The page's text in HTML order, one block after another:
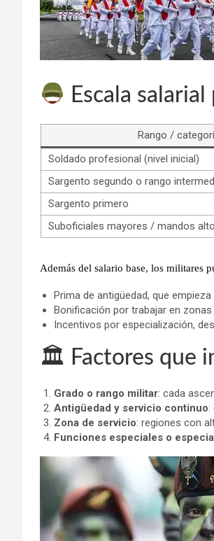
Escala
Rango /
Soldado profesional (nivel inicial)
Sargento segundo o rango
Sargento primero
Suboficiales mayores / mandos
Además del salario base, los militares
Prima de antigüedad, que
Bonificación por trabajar en
Incentivos por especialización,
🏛 Factores que
Grado o rango militar: cada
Antigüedad y servicio continuo:
Zona de servicio: regiones con
Funciones especiales o